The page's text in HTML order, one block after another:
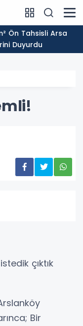
Duyurdu
çıktık
Bir